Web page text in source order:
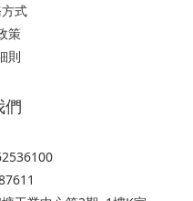
式
策
則
們